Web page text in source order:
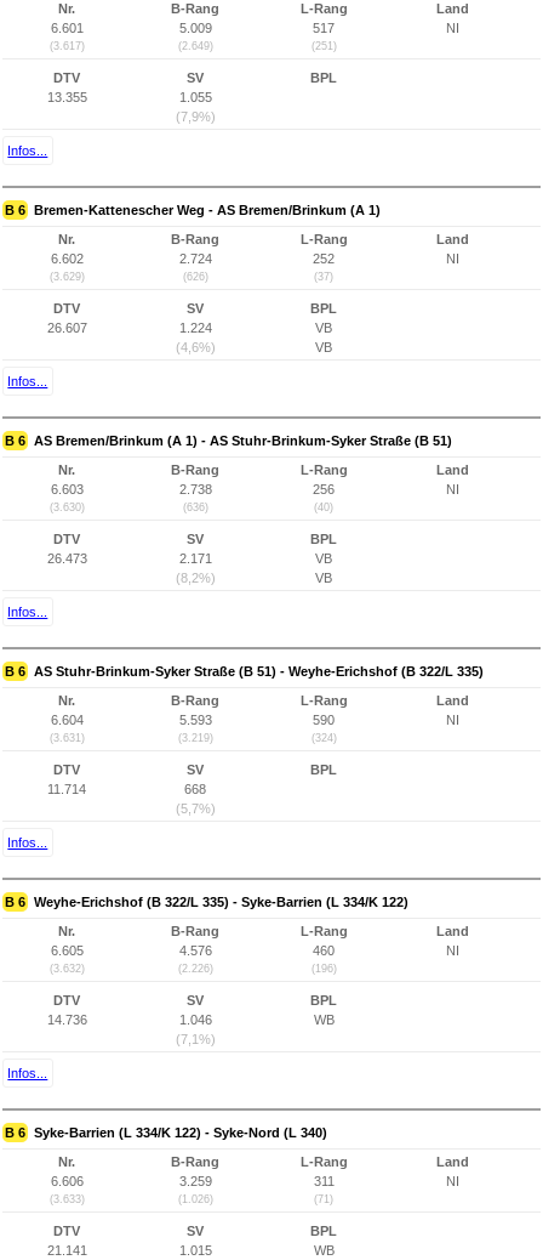
Nr.
6.601
(3.617)
B-Rang
5.009
(2.649)
L-Rang
517
(251)
Land
NI
DTV
13.355
SV
1.055
(7,9%)
BPL
Infos...
B 6 Bremen-Kattenescher Weg - AS Bremen/Brinkum (A 1)
Nr.
6.602
(3.629)
B-Rang
2.724
(626)
L-Rang
252
(37)
Land
NI
DTV
26.607
SV
1.224
(4,6%)
BPL
VB
VB
Infos...
B 6 AS Bremen/Brinkum (A 1) - AS Stuhr-Brinkum-Syker Straße (B 51)
Nr.
6.603
(3.630)
B-Rang
2.738
(636)
L-Rang
256
(40)
Land
NI
DTV
26.473
SV
2.171
(8,2%)
BPL
VB
VB
Infos...
B 6 AS Stuhr-Brinkum-Syker Straße (B 51) - Weyhe-Erichshof (B 322/L 335)
Nr.
6.604
(3.631)
B-Rang
5.593
(3.219)
L-Rang
590
(324)
Land
NI
DTV
11.714
SV
668
(5,7%)
BPL
Infos...
B 6 Weyhe-Erichshof (B 322/L 335) - Syke-Barrien (L 334/K 122)
Nr.
6.605
(3.632)
B-Rang
4.576
(2.226)
L-Rang
460
(196)
Land
NI
DTV
14.736
SV
1.046
(7,1%)
BPL
WB
Infos...
B 6 Syke-Barrien (L 334/K 122) - Syke-Nord (L 340)
Nr.
6.606
(3.633)
B-Rang
3.259
(1.026)
L-Rang
311
(71)
Land
NI
DTV
21.141
SV
1.015
BPL
WB